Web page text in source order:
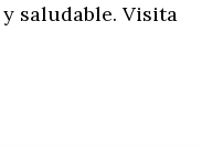
saludable. Visita